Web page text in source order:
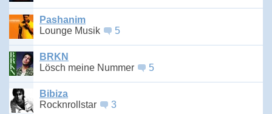
Pashanim
Lounge Musik
5
BRKN
Lösch meine Nummer
5
Bibiza
Rocknrollstar
3